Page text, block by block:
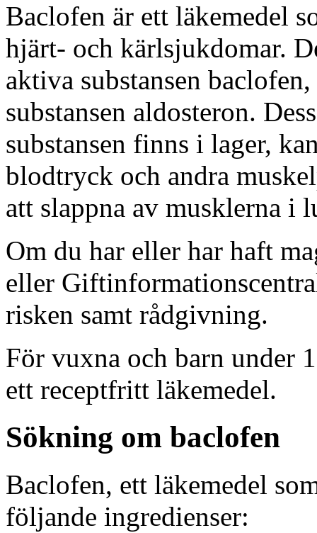
Baclofen är ett läkemedel
hjärt- och kärlsjukdomar.
aktiva substansen
substansen aldosteron.
substansen finns i lager,
blodtryck och andra
att slappna av musklerna i
Om du har eller har haft
eller
risken samt rådgivning.
För vuxna och barn under
ett receptfritt läkemedel.
Sökning om baclofen
Baclofen, ett läkemedel
följande ingredienser: